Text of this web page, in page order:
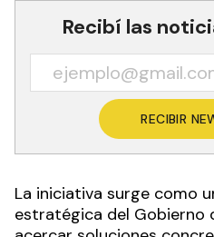
Recibí las
RECIBIR
La iniciativa surge como
estratégica del Gobierno